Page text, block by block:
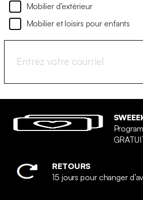
Mobilier d’extérieur
Mobilier et loisirs pour enfants
RETOURS
15 jours pour changer